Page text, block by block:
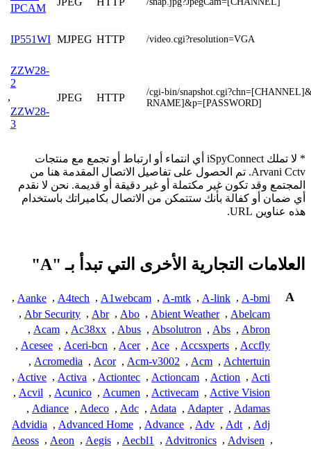
IPCAM
IP551WI MJPEG HTTP /video.cgi?resolution=VGA
ZZW28-
2
,
ZZW28-
3
JPEG HTTP
/cgi-bin/
RNAME]&p=[PASSWORD]
* لا تملك iSpyConnect أي انتماء أو ارتباط أو تجمع مع منتجات
Arvani Cctv. تم الحصول على تفاصيل الاتصال المقدمة هنا من
المجتمع وقد تكون غير مكتملة أو غير دقيقة أو قديمة. نحن لا نقدم
أي ضمان أو كفالة بأنك ستتمكن من الاتصال بكاميراتك باستخدام
هذه عناوين URL.
العلامات التجارية الأخرى التي تبدأ بـ "A"
A
A-bmi
,
A-link
,
A-mtk
,
A1webcam
,
A4tech
,
Aanke
,
Abelcam
,
Abient Weather
,
Abo
,
Abr
,
Abr Security
,
Abron
,
Abs
,
Absolutron
,
Abus
,
Ac38xx
,
Acam
,
Accfly
,
Accsxperts
,
Ace
,
Acer
,
Aceri-bcn
,
Acesee
,
Achtertuin
,
Acm
,
Acm-v3002
,
Acor
,
Acromedia
,
Acti
,
Action
,
Actioncam
,
Actiontec
,
Activa
,
Active
,
Active Vision
,
Activecam
,
Acumen
,
Acunico
,
Acvil
,
Adamas
,
Adapter
,
Adata
,
Adc
,
Adeco
,
Adiance
,
Adj
,
Adt
,
Adv
,
Advance
,
Advanced Home
,
Advidia
,
Advisen
,
Advitronics
,
Aecbl1
,
Aegis
,
Aeon
,
Aeoss